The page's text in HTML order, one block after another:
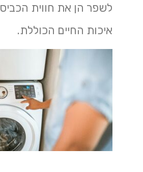
לשפר הן את חווית
איכות החיים הכוללת.